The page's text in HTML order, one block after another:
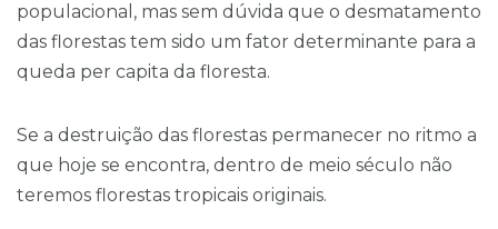
populacional, mas sem dúvida que o desmatamento
das florestas tem sido um fator determinante para a
queda per capita da floresta.
Se a destruição das florestas permanecer no ritmo a
que hoje se encontra, dentro de meio século não
teremos florestas tropicais originais.